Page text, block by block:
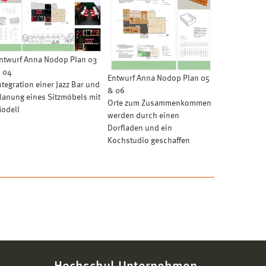
Anna Nodop Plan 03
04
einer Jazz Bar und
eines Sitzmöbels mit
Entwurf Anna Nodop Plan 05
& 06
Orte zum Zusammenkommen
werden durch einen
Dorfladen und ein
Kochstudio geschaffen